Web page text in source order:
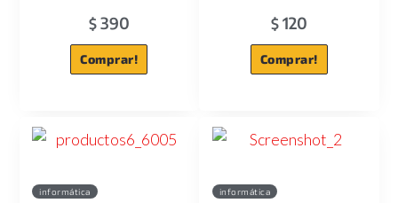
$390
Comprar!
$120
Comprar!
informática informática